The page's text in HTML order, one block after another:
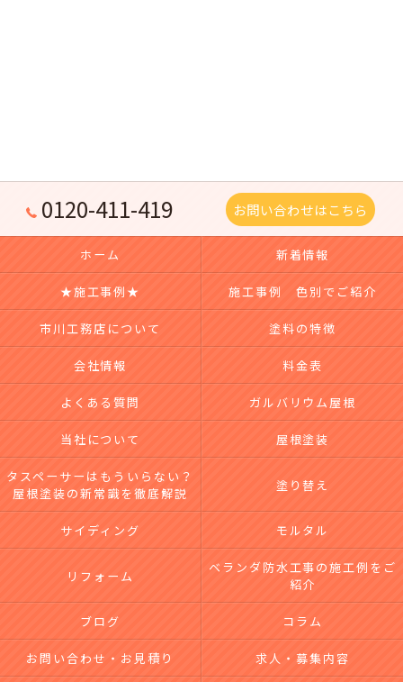
0120-411-419 お問い合わせはこちら
ホーム 新着情報
★施工事例★ 施工事例 色別でご紹介
市川工務店について 塗料の特徴
会社情報 料金表
よくある質問 ガルバリウム屋根
当社について 屋根塗装
タスペーサーはもういらない？
屋根塗装の新常識を徹底解説
塗り替え
サイディング モルタル
リフォーム
ベランダ防水工事の施工例をご
紹介
ブログ コラム
お問い合わせ・お見積り 求人・募集内容